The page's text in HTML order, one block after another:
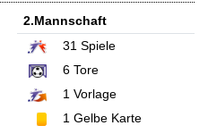
2.Mannschaft
31 Spiele
6Tore
1 Vorlage
1 Gelbe Karte